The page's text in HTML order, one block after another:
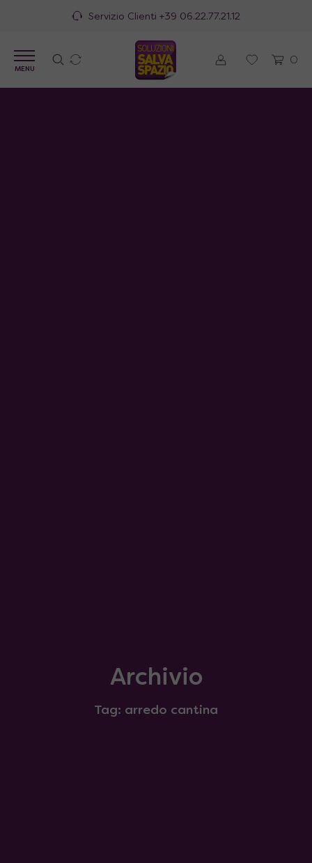
Servizio Clienti +39 06.22.77.21.12
0
MENU
Archivio
Tag: arredo cantina